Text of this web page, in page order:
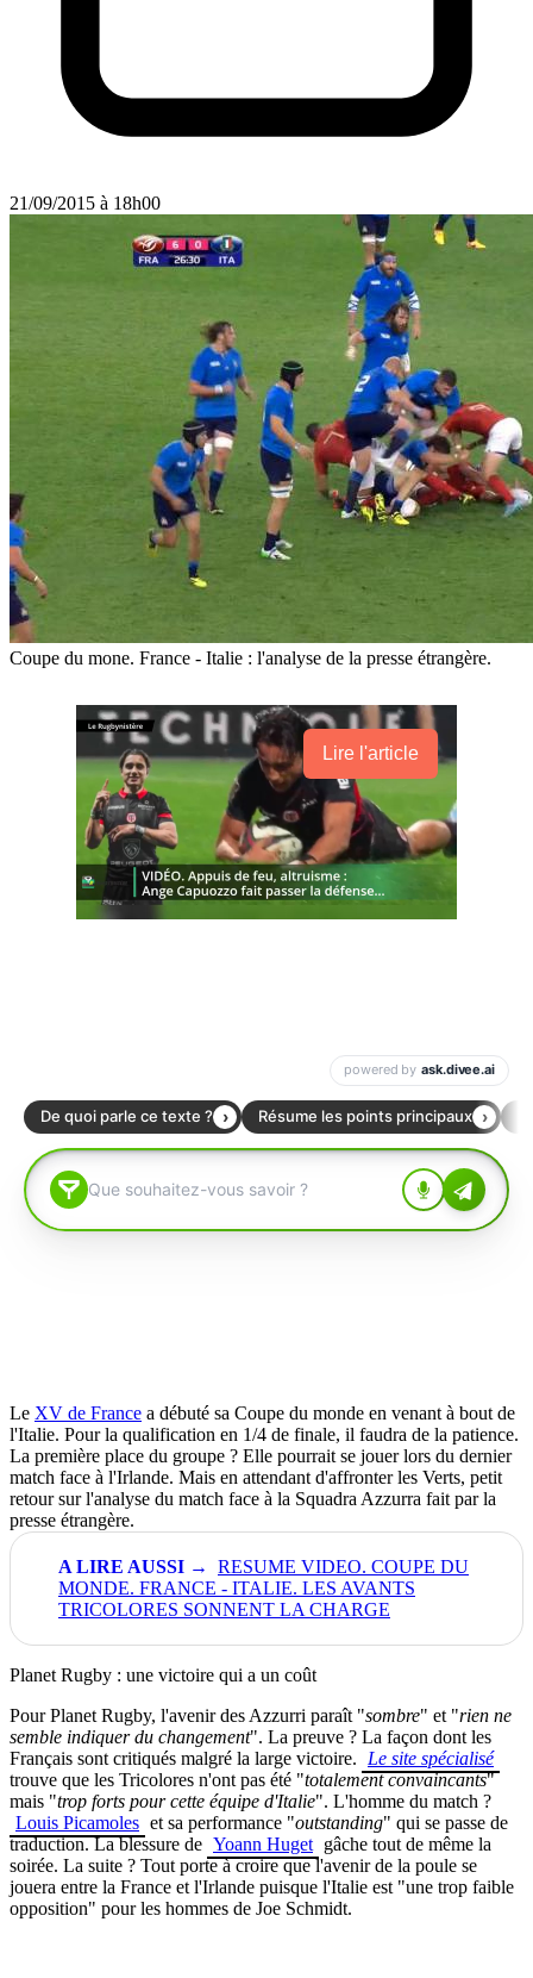
21/09/2015 à 18h00
Coupe du mone. France - Italie : l'analyse de la presse étrangère.
Lire l'article
Le XV de France a débuté sa Coupe du monde en venant à bout de
l'Italie. Pour la qualification en 1/4 de finale, il faudra de la patience.
La première place du groupe ? Elle pourrait se jouer lors du dernier
match face à l'Irlande. Mais en attendant d'affronter les Verts, petit
retour sur l'analyse du match face à la Squadra Azzurra fait par la
presse étrangère.
RESUME VIDEO. COUPE DU
MONDE. FRANCE - ITALIE. LES AVANTS
TRICOLORES SONNENT LA CHARGE
Planet Rugby : une victoire qui a un coût
Pour Planet Rugby, l'avenir des Azzurri paraît "sombre" et "rien ne
semble indiquer du changement". La preuve ? La façon dont les
Français sont critiqués malgré la large victoire.
Le site spécialisé
trouve que les Tricolores n'ont pas été "totalement convaincants"
mais "trop forts pour cette équipe d'Italie". L'homme du match ?
Louis Picamoles et sa performance "outstanding" qui se passe de
traduction. La blessure de Yoann Huget gâche tout de même la
soirée. La suite ? Tout porte à croire que l'avenir de la poule se
jouera entre la France et l'Irlande puisque l'Italie est "une trop faible
opposition" pour les hommes de Joe Schmidt.